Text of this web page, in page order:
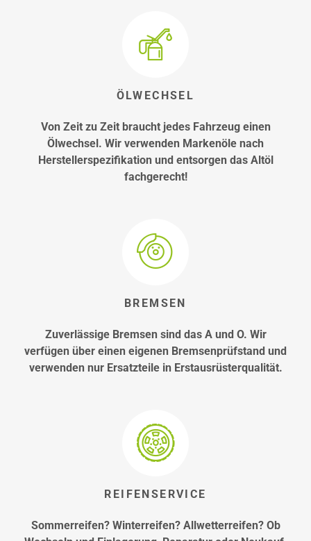
ÖLWECHSEL
Von Zeit zu Zeit braucht jedes Fahrzeug einen
Ölwechsel. Wir verwenden Markenöle nach
Herstellerspezifikation und entsorgen das Altöl
fachgerecht!
BREMSEN
Zuverlässige Bremsen sind das A und O. Wir
verfügen über einen eigenen Bremsenprüfstand und
verwenden nur Ersatzteile in Erstausrüsterqualität.
REIFENSERVICE
Sommerreifen? Winterreifen? Allwetterreifen? Ob